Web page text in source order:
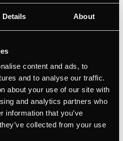
Details About
content and ads, to
and to analyse our traffic.
about your use of our site with
and analytics partners who
information that you’ve
collected from your use
Slimline 60 cm z 3 poziomami